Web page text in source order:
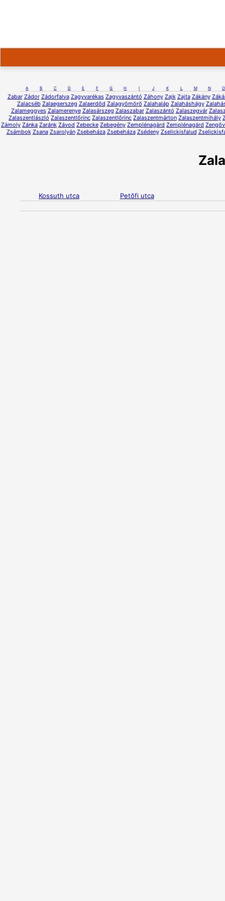
A B C D E F G H I J K L M N O
Zabar Zádor Zádorfalva Zagyvarékas Zagyvaszántó Záhony Zajk Zajta Zákány
Zalacséb Zalaegerszeg Zalaerdőd Zalagyömörő Zalahaláp Zalaháshágy
Zalameggyes Zalamerenye Zalasárszeg Zalaszabar Zalaszántó Zalaszegvár
Zalaszentlászló Zalaszentlőrinc Zalaszentlőrinc Zalaszentmárton Zalaszentmihály
Zámoly Zánka Zaránk Závod Zebecke Zebegény Zemplénagárd Zemplénagárd
Zsámbok Zsana Zsarolyán Zsebeháza Zsebeháza Zsédeny Zselickisfalud
Kossuth utca Petőfi utca